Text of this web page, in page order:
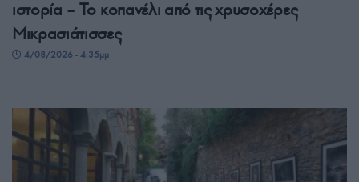
ιστορία – Το κοπανέλι από τις χρυσοχέρες
Μικρασιάτισσες
4/08/2026 - 4:35μμ